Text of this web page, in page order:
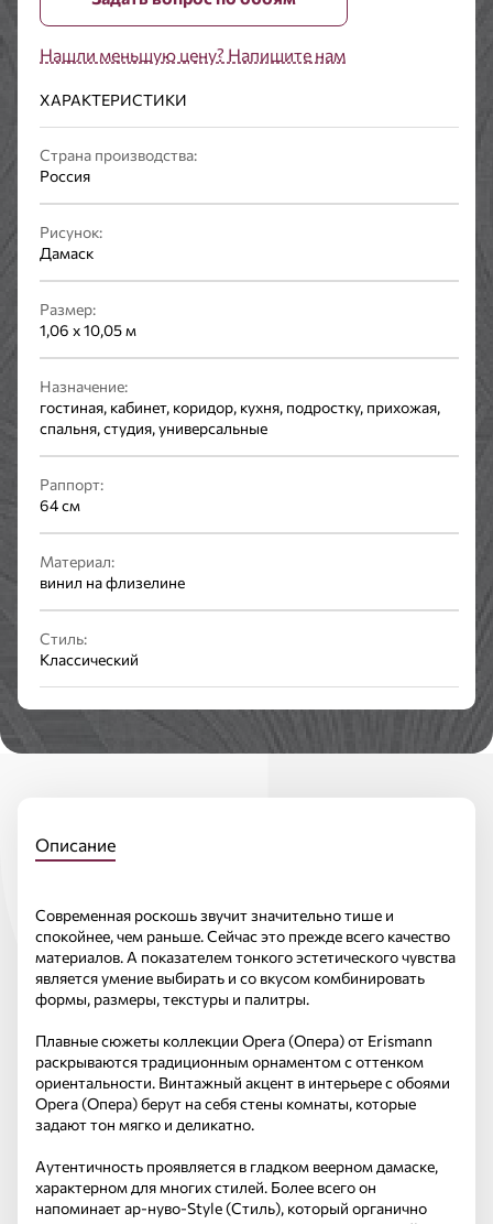
Нашли меньшую цену? Напишите нам
ХАРАКТЕРИСТИКИ
Страна производства:
Россия
Рисунок:
Дамаск
Размер:
1,06 x 10,05 м
Назначение:
гостиная, кабинет, коридор, кухня, подростку, прихожая,
спальня, студия, универсальные
Раппорт:
64 см
Материал:
винил на флизелине
Стиль:
Классический
Описание
Современная роскошь звучит значительно тише и
спокойнее, чем раньше. Сейчас это прежде всего качество
материалов. А показателем тонкого эстетического чувства
является умение выбирать и со вкусом комбинировать
формы, размеры, текстуры и палитры.
Плавные сюжеты коллекции Opera (Опера) от Erismann
раскрываются традиционным орнаментом с оттенком
ориентальности. Винтажный акцент в интерьере с обоями
Opera (Опера) берут на себя стены комнаты, которые
задают тон мягко и деликатно.
Аутентичность проявляется в гладком веерном дамаске,
характерном для многих стилей. Более всего он
напоминает ар-нуво-Style (Стиль), который органично